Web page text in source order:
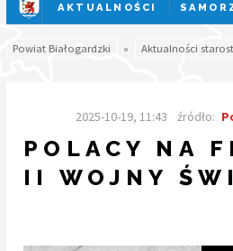
AKTUALNOŚCI
SESJA NA ŻYWO
Powiat Białogardzki » Aktualności
2025-10-19, 11:43 źródło:
POLACY NA
II WOJNY